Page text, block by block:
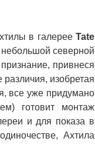
в галерее Tate
северной
привнеся
изобретая
все уже придумано
готовит монтаж
и для показа в
Ахтила